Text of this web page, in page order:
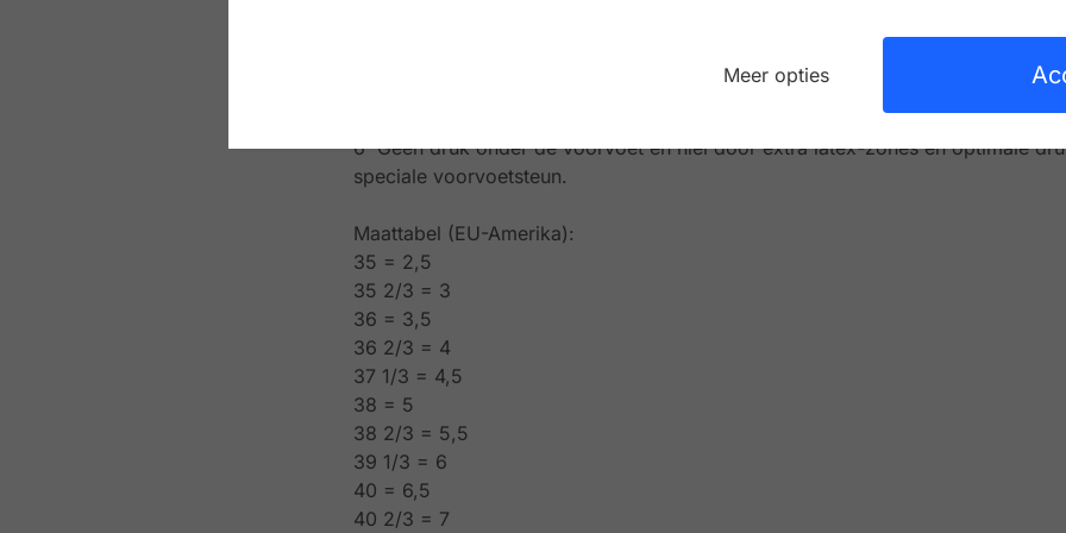
3 De vlakke gevoerde tussenzool garandeert een goede pasvorm voor uw
4 Ideale zijdelingse steun door echt lederen en kurken voetbed.
5 Perfecte schokdemping door luchtgepolsterde PU loopzool.
6 Geen druk onder de voorvoet en hiel door extra latex-zones en optimale
speciale voorvoetsteun.
Maattabel (EU-Amerika):
35 = 2,5
35 2/3 = 3
36 = 3,5
36 2/3 = 4
37 1/3 = 4,5
38 = 5
38 2/3 = 5,5
39 1/3 = 6
40 = 6,5
40 2/3 = 7
Meer opties